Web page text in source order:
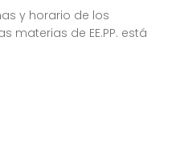
y horario de los
materias de EE.PP. está